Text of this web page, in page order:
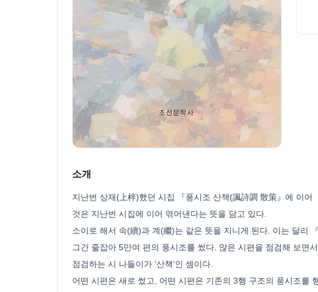
소개
지난번 상재(上梓)했던 시집 『풍시조 산책(諷詩調 散策』에 이
것은 지난번 시집에 이어 엮어낸다는 뜻을 담고 있다.
소이로 해서 속(續)과 계(繼)는 같은 뜻을 지니게 된다. 이는 달리
그간 줄잡아 5만여 편의 풍시조를 썼다. 많은 시편을 점검해 보면
점검하는 시 나들이가 ‘산책’인 셈이다.
어떤 시편은 새로 썼고, 어떤 시편은 기존의 3행 구조의 풍시조를